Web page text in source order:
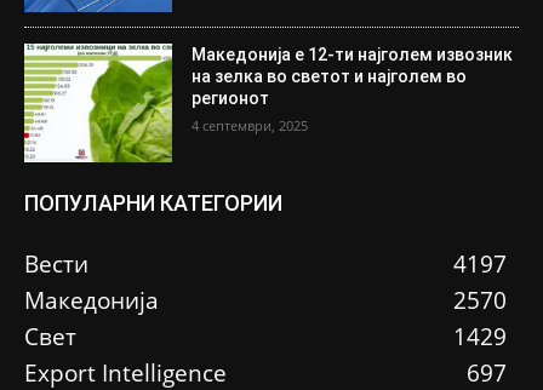
Македонија е 12-ти најголем извозник
на зелка во светот и најголем во
регионот
4 септември, 2025
ПОПУЛАРНИ КАТЕГОРИИ
Вести
4197
Македонија
2570
Свет
1429
Еxport Intelligence
697